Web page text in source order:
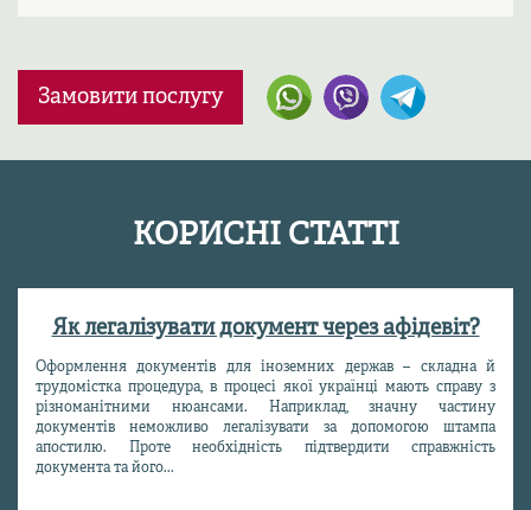
Замовити послугу
КОРИСНІ СТАТТІ
Як легалізувати документ через афідевіт?
Оформлення документів для іноземних держав – складна й
трудомістка процедура, в процесі якої українці мають справу з
різноманітними нюансами. Наприклад, значну частину
документів неможливо легалізувати за допомогою штампа
апостилю. Проте необхідність підтвердити справжність
документа та його...